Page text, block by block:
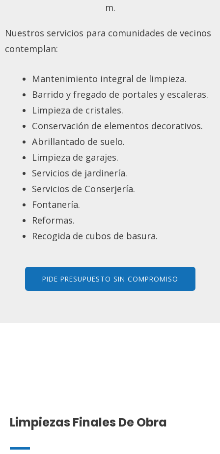
Nuestros servicios para comunidades de vecinos
contemplan:
Mantenimiento integral de limpieza.
Barrido y fregado de portales y escaleras.
Limpieza de cristales.
Conservación de elementos decorativos.
Abrillantado de suelo.
Limpieza de garajes.
Servicios de jardinería.
Servicios de Conserjería.
Fontanería.
Reformas.
Recogida de cubos de basura.
PIDE PRESUPUESTO SIN COMPROMISO
Limpiezas Finales De Obra